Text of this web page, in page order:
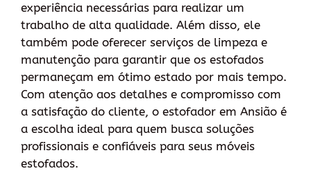
experiência necessárias para realizar um
trabalho de alta qualidade. Além disso, ele
também pode oferecer serviços de limpeza e
manutenção para garantir que os estofados
permaneçam em ótimo estado por mais tempo.
Com atenção aos detalhes e compromisso com
a satisfação do cliente, o estofador em Ansião é
a escolha ideal para quem busca soluções
profissionais e confiáveis para seus móveis
estofados.